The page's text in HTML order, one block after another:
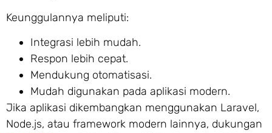
Keunggulannya meliputi:
Integrasi lebih mudah.
Respon lebih cepat.
Mendukung otomatisasi.
Mudah digunakan pada aplikasi modern.
Jika aplikasi dikembangkan menggunakan Laravel,
Node.js, atau framework modern lainnya, dukungan